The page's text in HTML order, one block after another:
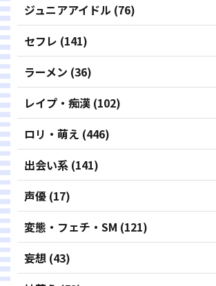
ジュニアアイドル (76)
セフレ (141)
ラーメン (36)
レイプ・痴漢 (102)
ロリ・萌え (446)
出会い系 (141)
声優 (17)
変態・フェチ・SM (121)
妄想 (43)